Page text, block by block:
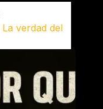
verdad del